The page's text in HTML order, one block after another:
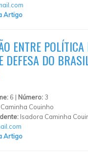
Artigo
ENTRE POLÍTICA
DEFESA DO
6 | Número: 3
Couinho
Isadora Caminha
Artigo